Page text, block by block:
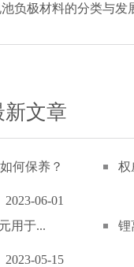
负极材料的分类与发
新文章
何保养？
2023-06-01
权
用于...
2023-05-15
锂